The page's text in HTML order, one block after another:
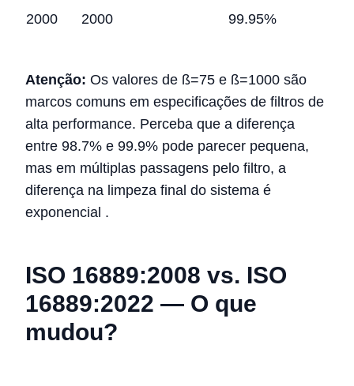
2000
2000 99.95%
Atenção: Os valores de ß=75 e ß=1000 são
marcos comuns em especificações de filtros de
alta performance. Perceba que a diferença
entre 98.7% e 99.9% pode parecer pequena,
mas em múltiplas passagens pelo filtro, a
diferença na limpeza final do sistema é
exponencial .
ISO 16889:2008 vs. ISO
16889:2022 — O que
mudou?